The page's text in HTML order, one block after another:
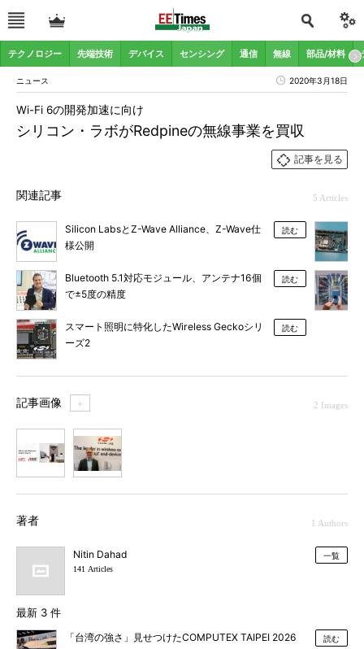
テクノロジー 先端技術 デバイス センシング 通信 無線 部品/材料
ニュース 2020年3月18日
シリコン・ラボがRedpineの無線事業を買収
Wi-Fi 6の開発加速に向け
記事を見る
関連記事 5 Articles
Silicon LabsとZ-Wave Alliance、Z-Wave仕
様公開
読む
Bluetooth 5.1対応モジュール、アンテナ16個
で±5度の精度
読む
スマート照明に特化したWireless Geckoシリ
ーズ2
読む
記事画像 ＋ 2 Images
著者 1 Authors
Nitin Dahad
141 Articles
一覧
最新 3 件
「台湾の強さ」見せつけたCOMPUTEX TAIPEI 2026 読む